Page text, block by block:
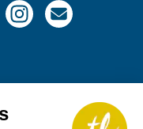
Instagram
Nous
contacter
lointaines